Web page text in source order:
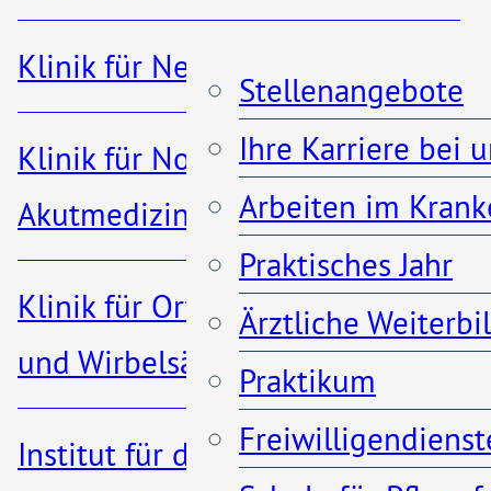
Klinik für Nephrologie
Klinik für Notfall- und
Akutmedizin
Klinik für Orthopädie, Unfall-
und Wirbelsäulenchirurgie
Institut für diagnostische und
Stellenangebote
Ihre Karriere bei
Arbeiten im
Praktisches Jahr
Ärztliche
Praktikum
info@khporz.de
02203 – 5660
Informationen